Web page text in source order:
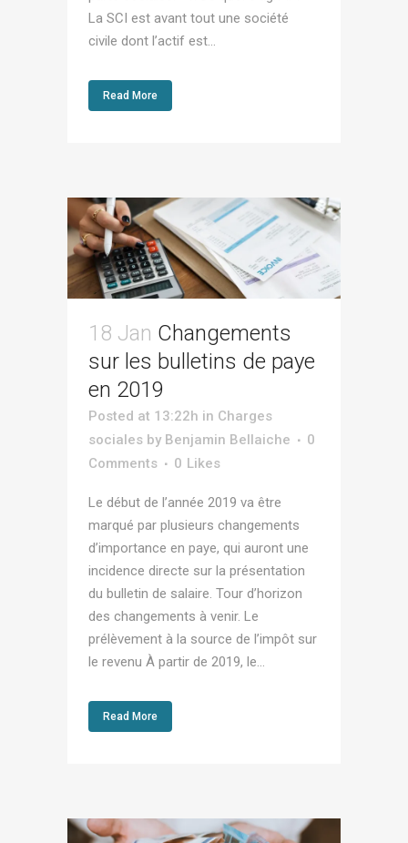
La SCI est avant tout une société
civile dont l’actif est...
Read More
18 Jan Changements
sur les bulletins de paye
en 2019
Posted at 13:22h in Charges
sociales by Benjamin Bellaiche
0
Comments
0 Likes
Le début de l’année 2019 va être
marqué par plusieurs changements
d’importance en paye, qui auront une
incidence directe sur la présentation
du bulletin de salaire. Tour d’horizon
des changements à venir. Le
prélèvement à la source de l’impôt sur
le revenu À partir de 2019, le...
Read More